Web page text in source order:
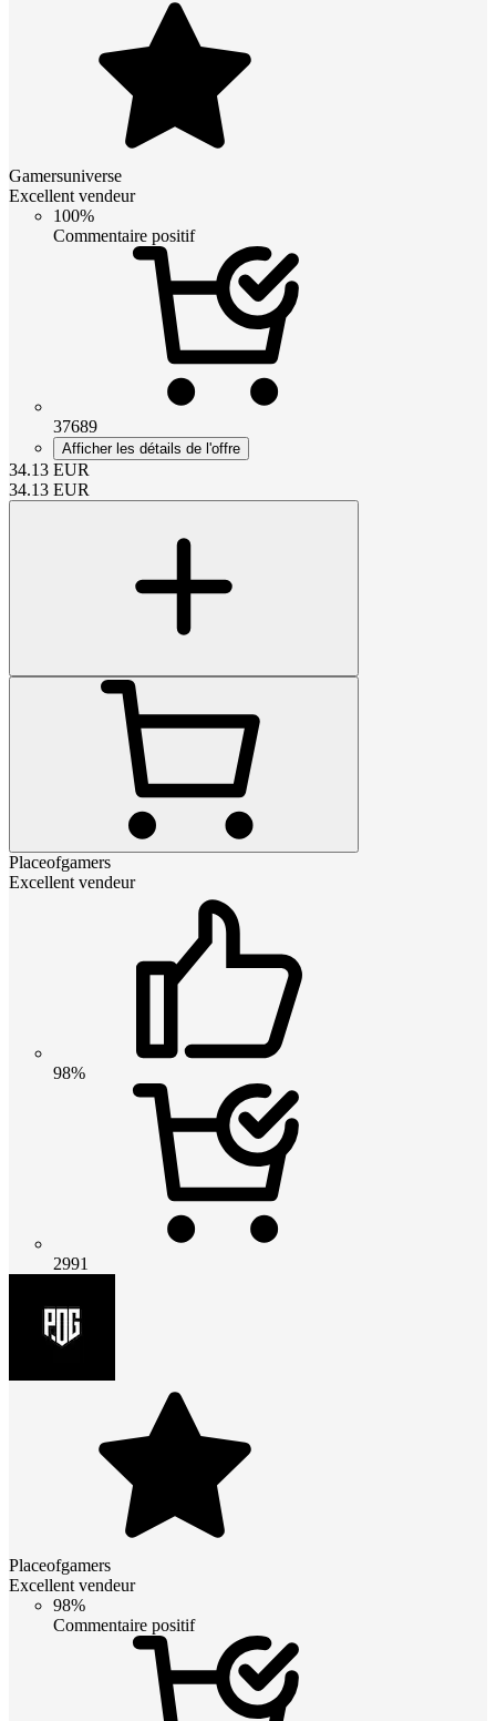
Gamersuniverse
Excellent vendeur
100%
Commentaire positif
37689
Afficher les détails de l'offre
34.13 EUR
34.13 EUR
Placeofgamers
Excellent vendeur
98%
2991
Placeofgamers
Excellent vendeur
98%
Commentaire positif